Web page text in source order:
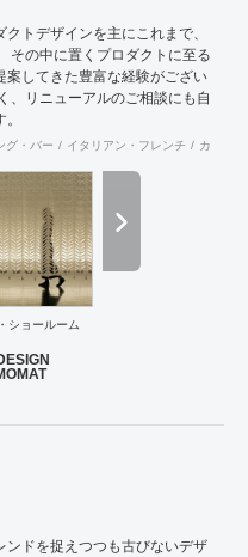
トデザインを主にこれまで、
その中に置くプロダクトに至る
案してきた豊富な経験がござい
、リニューアルのご相談にも自
グ・バー イタリアン・フレンチ カフェ
ショールーム
ンドを捉えつつも古びないデザ